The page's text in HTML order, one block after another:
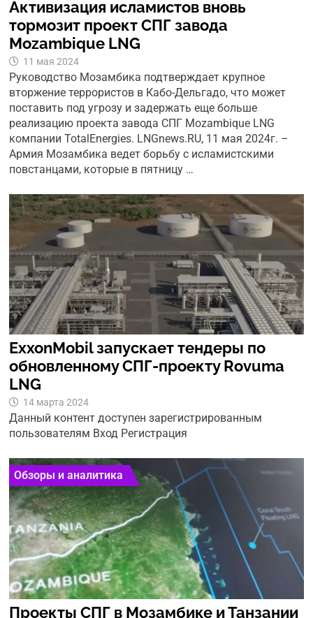
Активизация исламистов вновь
тормозит проект СПГ завода
Mozambique LNG
11 мая 2024
Руководство Мозамбика подтверждает крупное
вторжение террористов в Кабо-Дельгадо, что может
поставить под угрозу и задержать еще больше
реализацию проекта завода СПГ Mozambique LNG
компании TotalEnergies. LNGnews.RU, 11 мая 2024г. –
Армия Мозамбика ведет борьбу с исламистскими
повстанцами, которые в пятницу …
ExxonMobil запускает тендеры по
обновленному СПГ-проекту Rovuma
LNG
14 марта 2024
Данный контент доступен зарегистрированным
пользователям Вход Регистрация
Обзоры и аналитика
Проекты СПГ в Мозамбике и Танзании